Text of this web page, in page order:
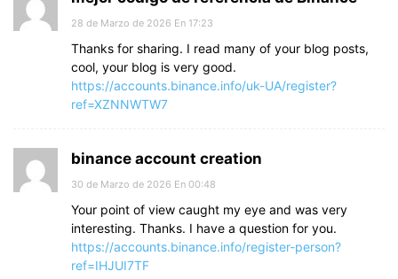
28 de Marzo de 2026 En 17:23
Thanks for sharing. I read many of your blog posts,
cool, your blog is very good.
https://accounts.binance.info/uk-UA/register?
ref=XZNNWTW7
binance account creation
30 de Marzo de 2026 En 00:48
Your point of view caught my eye and was very
interesting. Thanks. I have a question for you.
https://accounts.binance.info/register-person?
ref=IHJUI7TF